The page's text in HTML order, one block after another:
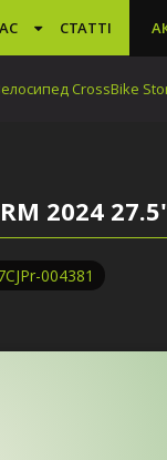
СТАТТІ
CrossBike
2024
004381